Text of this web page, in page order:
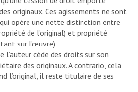
originaux. Ces agissements ne sont
opère une nette distinction entre
de l’original) et propriété
sur l’œuvre).
l’auteur cède des droits sur son
des originaux. A contrario, cela
l’original, il reste titulaire de ses